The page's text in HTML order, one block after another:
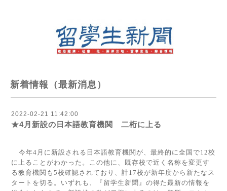
新着情報（最新消息）
2022-02-21 11:42:00
★4月新設の日本語教育機関 二桁に上る
今年4 月に新設される日本語教育機関が、最終的に全国で12校
に上ることがわかった。この他に、既存校で近く名称を変更す
る教育機関も 5校確認されており、計17校が新年度から新たなス
タートを切る。いずれも、『留学生新聞』の得た最新の情報を